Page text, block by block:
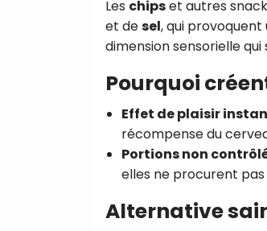
Les chipset autres
et desel, qui
dimension sensorielle qui
Pourquoi
Effet de plaisir
récompense du
Portions non
elles ne procurent
Alternative